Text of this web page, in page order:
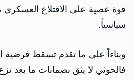
قوة عصية على الاقتلاع العسكري
سياسياً.
وبناءاً على ما تقدم تسقط فرضية
فالحوثي لا يثق بضمانات ما بعد